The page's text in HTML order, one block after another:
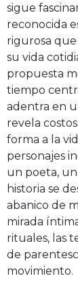
sigue
reconocida
rigurosa que
su vida
propuesta
tiempo
adentra en
revela
forma a la
personajes
un poeta,
historia se
abanico de
mirada
rituales, las
de
movimiento.